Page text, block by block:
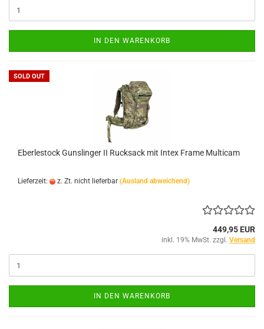
IN DEN WARENKORB
SOLD OUT
Eberlestock Gunslinger II Rucksack mit Intex Frame Multicam
Lieferzeit: z. Zt. nicht lieferbar (Ausland abweichend)
449,95 EUR
inkl. 19% MwSt. zzgl. Versand
IN DEN WARENKORB